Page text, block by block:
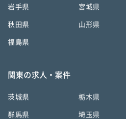
岩手県 宮城県
秋田県 山形県
福島県
関東の求人・案件
茨城県 栃木県
群馬県 埼玉県